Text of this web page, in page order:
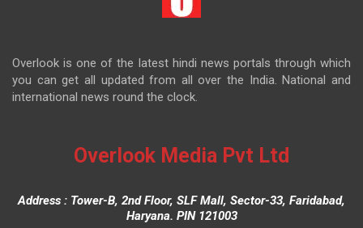
Overlook is one of the latest hindi news portals through which
you can get all updated from all over the India. National and
international news round the clock.
Overlook Media Pvt Ltd
Address : Tower-B, 2nd Floor, SLF Mall, Sector-33, Faridabad,
Haryana. PIN 121003